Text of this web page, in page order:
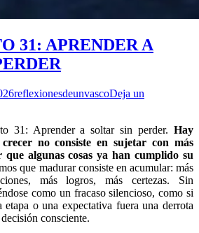
31: APRENDER A
reflexionesdeunvascoDeja un
31: Aprender a soltar sin perder. Hay
no consiste en sujetar con más
que algunas cosas ya han cumplido su
que madurar consiste en acumular: más
más logros, más certezas. Sin
como un fracaso silencioso, como si
etapa o una expectativa fuera una derrota
consciente.